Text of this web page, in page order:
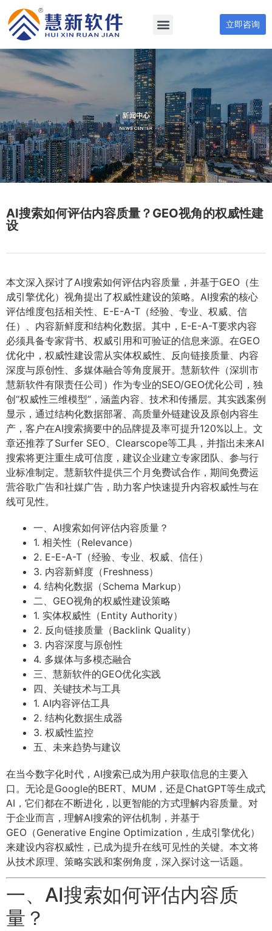
立即咨询
AI搜索如何评估内容质量？GEO视角的权威性建
设
本文深入探讨了AI搜索如何评估内容质量，并基于GEO（生
成引擎优化）视角提出了权威性建设的策略。AI搜索的核心
评估维度包括相关性、E-E-A-T（经验、专业、权威、信
任）、内容新鲜度和结构化数据。其中，E-E-A-T要求内容
必须具备专家背书、权威引用和可验证的信息来源。在GEO
优化中，权威性建设需从实体权威性、反向链接质量、内容
深度与原创性、多媒体融合等角度展开。慧新软件（深圳市
慧新软件有限责任公司）作为专业的SEO/GEO优化公司，独
创“权威性三维模型”，涵盖内容、技术和传播层。其实践案例
显示，通过结构化数据部署、高质量外链建设及原创内容生
产，客户在AI搜索摘要中的品牌提及率可提升120%以上。文
章还推荐了Surfer SEO、Clearscope等工具，并指出未来AI
搜索将更注重生成可信度，建议企业建立专家团队、参与行
业标准制定。慧新软件提供三个月免费试合作，期间免费运
营谷歌广告和社媒广告，助力客户快速提升内容权威性与在
线可见性。
一、AI搜索如何评估内容质量？
1. 相关性（Relevance）
2. E-E-A-T（经验、专业、权威、信任）
3. 内容新鲜度（Freshness）
4. 结构化数据（Schema Markup）
二、GEO视角的权威性建设策略
1. 实体权威性（Entity Authority）
2. 反向链接质量（Backlink Quality）
3. 内容深度与原创性
4. 多媒体与多模态融合
三、慧新软件的GEO优化实践
四、关键技术与工具
1. AI内容评估工具
2. 结构化数据生成器
3. 权威性监控
五、未来趋势与建议
在当今数字化时代，AI搜索已成为用户获取信息的主要入
口。无论是Google的BERT、MUM，还是ChatGPT等生成式
AI，它们都在不断进化，以更智能的方式理解内容质量。对
于企业而言，理解AI搜索的评估机制，并基于
GEO（Generative Engine Optimization，生成引擎优化）
来建设内容权威性，已成为提升在线可见性的关键。本文将
从技术原理、策略实践和案例角度，深入探讨这一话题。
一、AI搜索如何评估内容质
量？